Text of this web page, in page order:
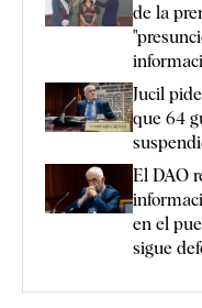
de la
Jucil
que 64
El DAO
en el
sigue